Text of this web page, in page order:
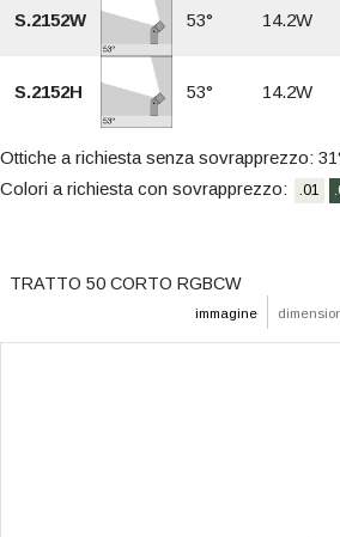
S.2152W 53° 14.2W
S.2152H 53° 14.2W
Ottiche a richiesta senza sovrapprezzo:
Colori a richiesta con sovrapprezzo:
.01
immagine
TRATTO 50 CORTO RGBCW